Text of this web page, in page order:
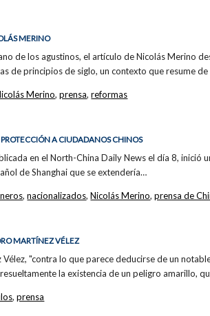
MERINO
de los agustinos, el artículo de Nicolás Merino
de principios de siglo, un contexto que resume
Merino,prensa,reformas
A CIUDADANOS CHINOS
en el North-China Daily News el día 8,
de Shanghai que se extendería…
,nacionalizados,Nicolás Merino,prensa de
MARTÍNEZ VÉLEZ
Vélez, "contra lo que parece deducirse de un
la existencia de un peligro amarillo,
,prensa